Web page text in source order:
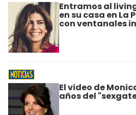
Entramos al
en su casa en
con ventanales
El video de
años del